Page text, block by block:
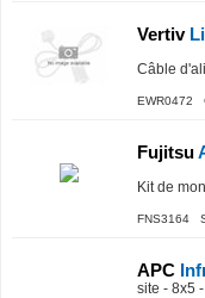
Vertiv
Câble
EWR0472
Fujitsu
Kit de
FNS3164
APC
site - 8x5